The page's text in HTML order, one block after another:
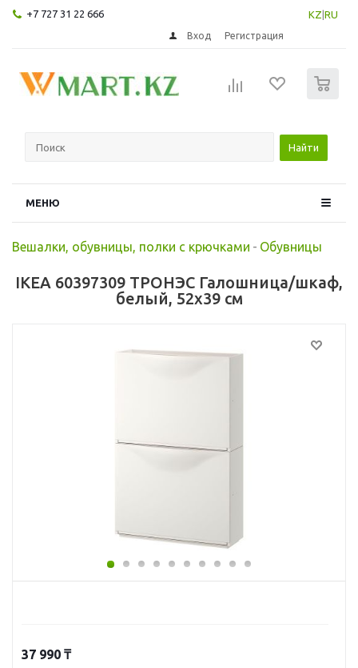
+7 727 31 22 666 KZ RU
Вход Регистрация
Найти
МЕНЮ
Вешалки, обувницы, полки с крючками - Обувницы
IKEA 60397309 ТРОНЭС Галошница/шкаф,
белый, 52x39 см
37 990 ₸